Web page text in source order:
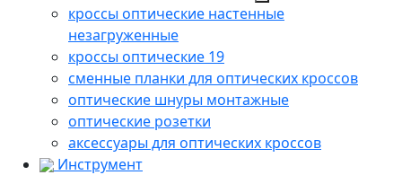
кроссы оптические настенные
незагруженные
кроссы оптические 19
сменные планки для оптических кроссов
оптические шнуры монтажные
оптические розетки
аксессуары для оптических кроссов
Инструмент